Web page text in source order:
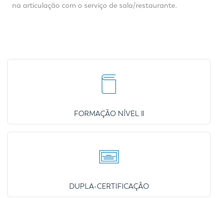
na articulação com o serviço de sala/restaurante.
FORMAÇÃO NÍVEL ll
DUPLA-CERTIFICAÇÃO